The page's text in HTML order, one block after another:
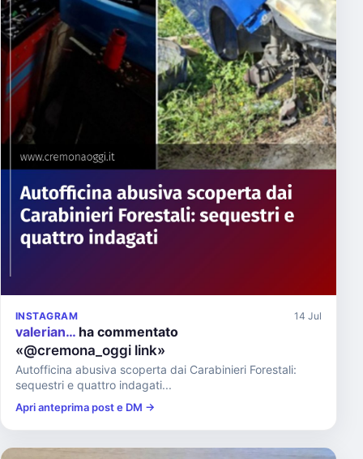
INSTAGRAM 14 Jul
valerian… ha commentato
«@cremona_oggi link»
Autofficina abusiva scoperta dai Carabinieri Forestali:
sequestri e quattro indagati...
Apri anteprima post e DM →